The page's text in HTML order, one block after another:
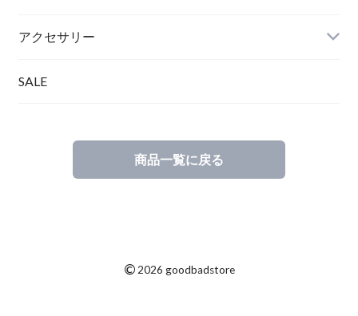
アクセサリー
SALE
商品一覧に戻る
©2026 goodbadstore